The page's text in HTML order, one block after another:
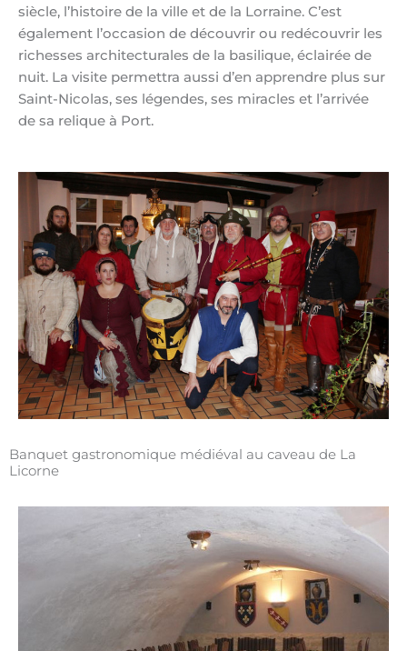
siècle, l’histoire de la ville et de la Lorraine. C’est
également l’occasion de découvrir ou redécouvrir les
richesses architecturales de la basilique, éclairée de
nuit. La visite permettra aussi d’en apprendre plus sur
Saint-Nicolas, ses légendes, ses miracles et l’arrivée
de sa relique à Port.
Banquet gastronomique médiéval au caveau de La
Licorne